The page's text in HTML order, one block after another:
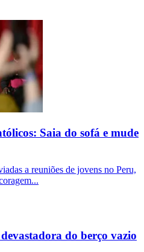
Saia do sofá e mude
a reuniões de jovens no Peru,
do berço vazio